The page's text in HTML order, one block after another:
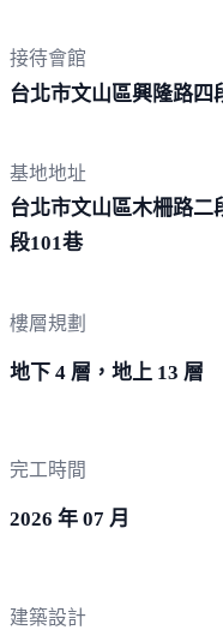
接待會館
台北市文山區興隆路四
基地地址
台北市文山區木柵路二
段101巷
樓層規劃
地下 4 層，地上 13 層
完工時間
2026 年 07 月
建築設計